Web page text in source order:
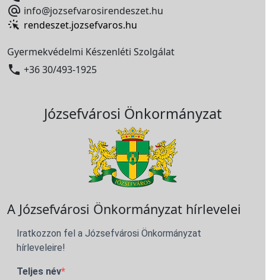
 info@jozsefvarosirendeszet.hu
rendeszet.jozsefvaros.hu
Gyermekvédelmi Készenléti Szolgálat
 +36 30/493-1925
Józsefvárosi Önkormányzat
A Józsefvárosi Önkormányzat hírlevelei
Iratkozzon fel a Józsefvárosi Önkormányzat
hírleveleire!
Teljes név